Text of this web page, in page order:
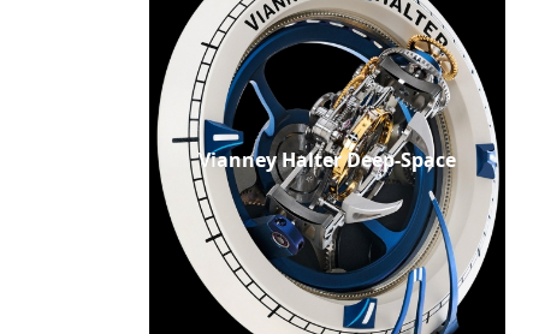
Vianney Halter Deep-Space